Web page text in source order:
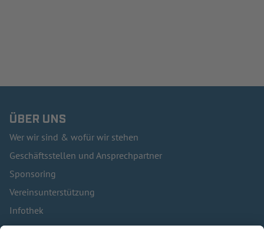
ÜBER UNS
Wer wir sind & wofür wir stehen
Geschäftsstellen und Ansprechpartner
Sponsoring
Vereinsunterstützung
Infothek
Kontakt